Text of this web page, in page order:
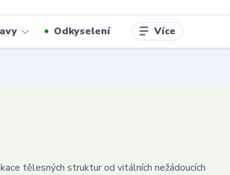
Odkyselení Více
tělesných struktur od vitálních nežádoucích